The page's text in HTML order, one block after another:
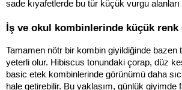
sade kıyafetlerde bu tür küçük vurgu
İş ve okul kombinlerinde küçük renk
Tamamen nötr bir kombin giyildiğinde bazen
yeterli olur. Hibiscus tonundaki çorap, düz
basic etek kombinlerinde görünümü daha
hale getirebilir. Bu yaklaşım, günlük giyimde